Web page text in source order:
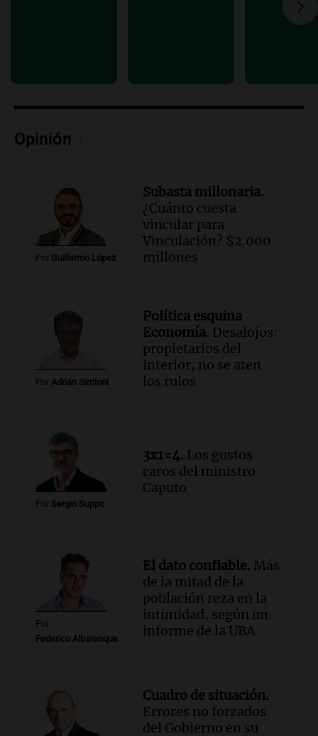
Opinión
Por Guillermo López
Subasta millonaria.
¿Cuánto cuesta
vincular para
Vinculación? $2.000
millones
Por Adrián Simioni
Política esquina
Economía. Desalojos:
propietarios del
interior, no se aten
los rulos
Por Sergio Suppo
3x1=4. Los gustos
caros del ministro
Caputo
Por
Federico Albarenque
El dato confiable. Más
de la mitad de la
población reza en la
intimidad, según un
informe de la UBA
Cuadro de situación.
Errores no forzados
del Gobierno en su